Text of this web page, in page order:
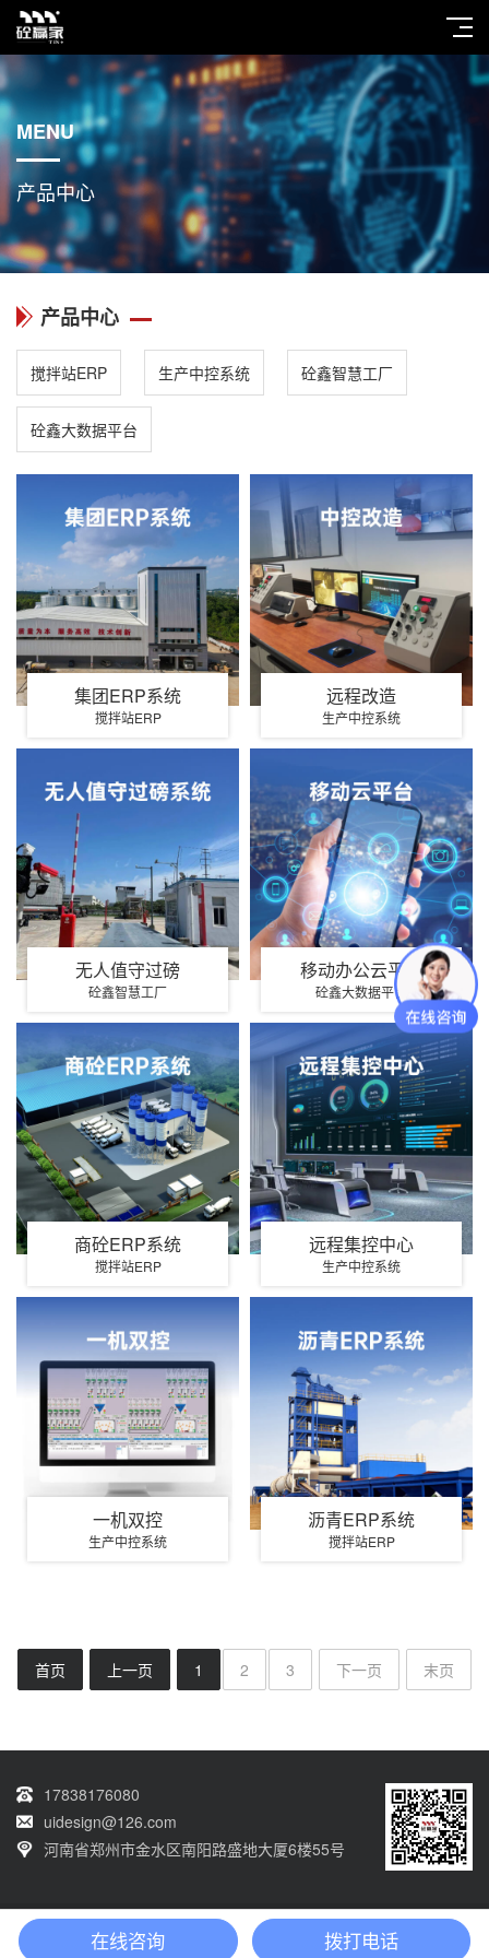
MENU
产品中心
产品中心
搅拌站ERP 生产中控系统 砼鑫智慧工厂
砼鑫大数据平台
集团ERP系统
搅拌站ERP
远程改造
生产中控系统
无人值守过磅
砼鑫智慧工厂
移动办公云平台
砼鑫大数据平台
商砼ERP系统
搅拌站ERP
远程集控中心
生产中控系统
一机双控
生产中控系统
沥青ERP系统
搅拌站ERP
首页 上一页 1 2 3 下一页 末页
17838176080
uidesign@126.com
河南省郑州市金水区南阳路盛地大厦6楼55号
Copyright © 2014-2024 河南砼鑫软件科技有限公司版权所有 网站备案号：
豫
ICP备14018225号-1
在线咨询 拨打电话